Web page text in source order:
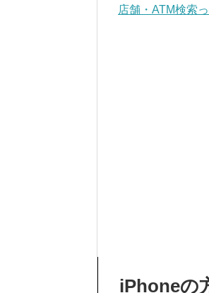
店舗・ATM検索
iPhoneの